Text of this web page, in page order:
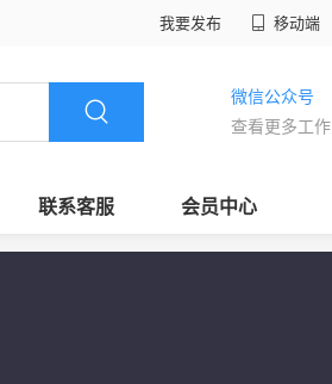
我要发布 移动端
微信公众号
查看更多工作
联系客服 会员中心